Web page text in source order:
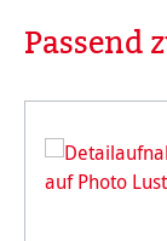
Produktgalerie
Passend